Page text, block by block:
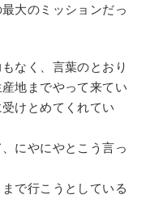
大のミッションだっ
なく、言葉のとおり
地までやって来てい
けとめてくれてい
にやにやとこう言っ
で行こうとしている